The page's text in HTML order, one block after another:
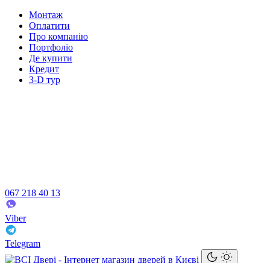
Монтаж
Оплатити
Про компанію
Портфоліо
Де купити
Кредит
3-D тур
067 218 40 13
Viber
Telegram